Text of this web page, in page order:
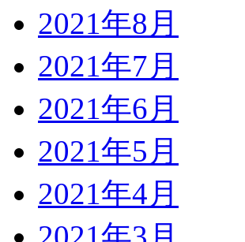
2021年8月
2021年7月
2021年6月
2021年5月
2021年4月